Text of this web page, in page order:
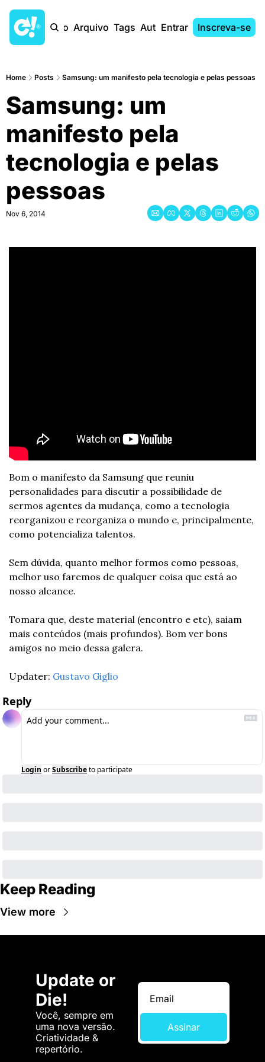
Início Arquivo Tags AutoresEntrar Inscreva-se
Home Posts Samsung: um manifesto pela tecnologia e pelas pessoas
Samsung: um
manifesto pela
tecnologia e pelas
pessoas
Nov 6, 2014
Bom o manifesto da Samsung que reuniu
personalidades para discutir a possibilidade de
sermos agentes da mudança, como a tecnologia
reorganizou e reorganiza o mundo e, principalmente,
como potencializa talentos.
Sem dúvida, quanto melhor formos como pessoas,
melhor uso faremos de qualquer coisa que está ao
nosso alcance.
Tomara que, deste material (encontro e etc), saiam
mais conteúdos (mais profundos). Bom ver bons
amigos no meio dessa galera.
Updater: Gustavo Giglio
Reply
Login orSubscribeto participate
Keep Reading
View more
Update or
Die!
Você, sempre em
uma nova versão.
Criatividade &
repertório.
Assinar